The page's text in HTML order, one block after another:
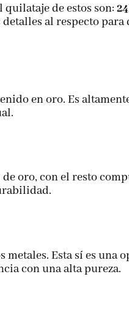
de estos son:
al respecto para
en oro. Es
oro, con el resto
metales. Esta sí es una
con una alta pureza.